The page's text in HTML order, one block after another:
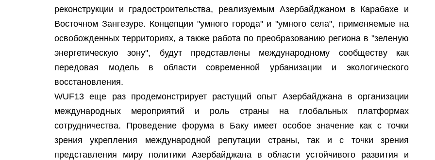
реконструкции и градостроительства, реализуемым Азербайджаном в Карабахе и
Восточном Зангезуре. Концепции "умного города" и "умного села", применяемые на
освобожденных территориях, а также работа по преобразованию региона в "зеленую
энергетическую зону", будут представлены международному сообществу как
передовая модель в области современной урбанизации и экологического
восстановления.
WUF13 еще раз продемонстрирует растущий опыт Азербайджана в организации
международных мероприятий и роль страны на глобальных платформах
сотрудничества. Проведение форума в Баку имеет особое значение как с точки
зрения укрепления международной репутации страны, так и с точки зрения
представления миру политики Азербайджана в области устойчивого развития и